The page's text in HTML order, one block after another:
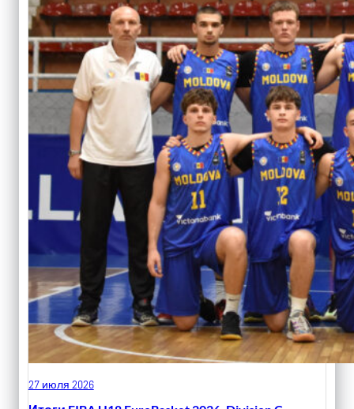
27 июля 2026